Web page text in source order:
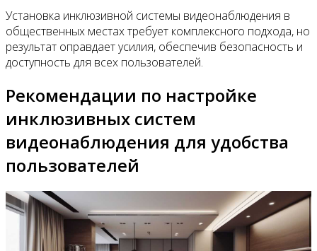
Установка инклюзивной системы видеонаблюдения в
общественных местах требует комплексного подхода, но
результат оправдает усилия, обеспечив безопасность и
доступность для всех пользователей.
Рекомендации по настройке
инклюзивных систем
видеонаблюдения для удобства
пользователей